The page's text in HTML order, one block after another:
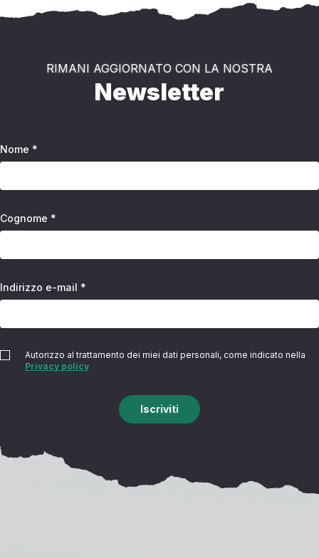
RIMANI AGGIORNATO CON LA NOSTRA
Newsletter
Nome *
Cognome *
Indirizzo e-mail *
Autorizzo al trattamento dei miei dati personali, come indicato nella
Privacy policy
Iscriviti